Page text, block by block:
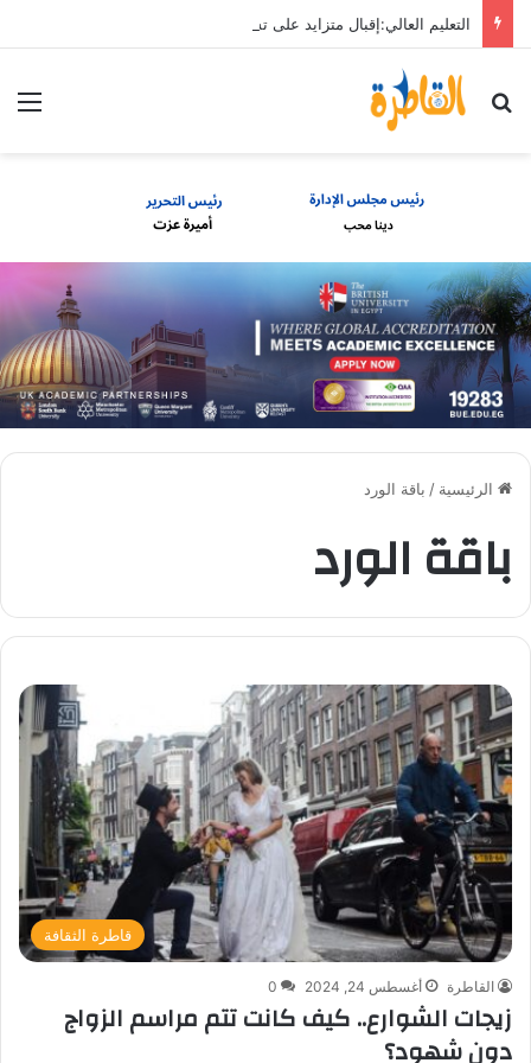
التعليم العالي:إقبال متزايد على تسجيل المرحلة الأولى
بحث عن
الرئيسية / باقة الورد
باقة الورد
قاطرة الثقافة
القاطرة أغسطس 24, 2024 0
زيجات الشوارع.. كيف كانت تتم مراسم الزواج
دون شهود؟